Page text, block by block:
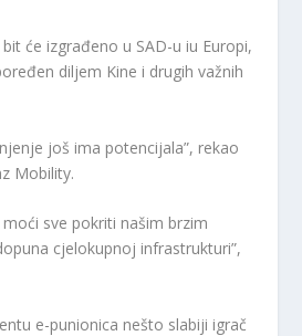
će izgrađeno u SAD-u iu Europi,
diljem Kine i drugih važnih
još ima potencijala”, rekao
Mobility.
sve pokriti našim brzim
cjelokupnoj infrastrukturi”,
e-punionica nešto slabiji igrač